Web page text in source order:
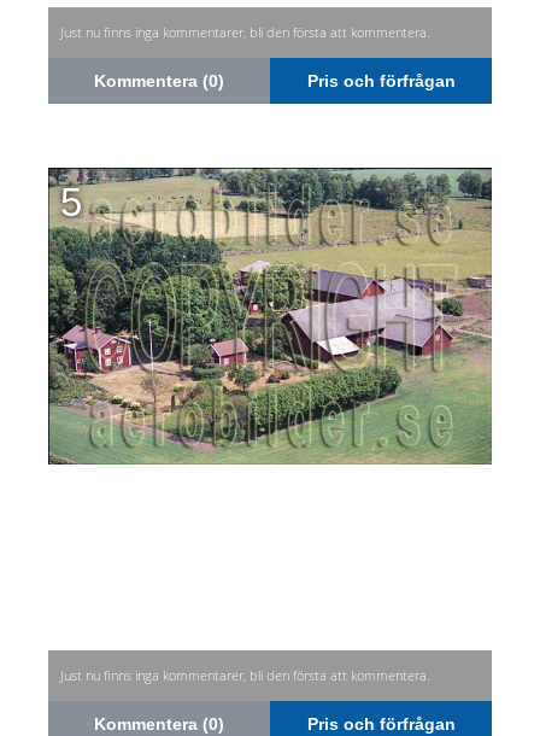
Just nu finns inga kommentarer, bli den första att kommentera.
Kommentera (0) Pris och förfrågan
5
Just nu finns inga kommentarer, bli den första att kommentera.
Kommentera (0) Pris och förfrågan